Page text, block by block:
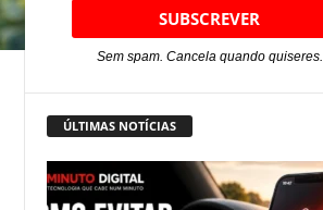
Sem spam. Cancela quando quiseres.
ÚLTIMAS NOTÍCIAS